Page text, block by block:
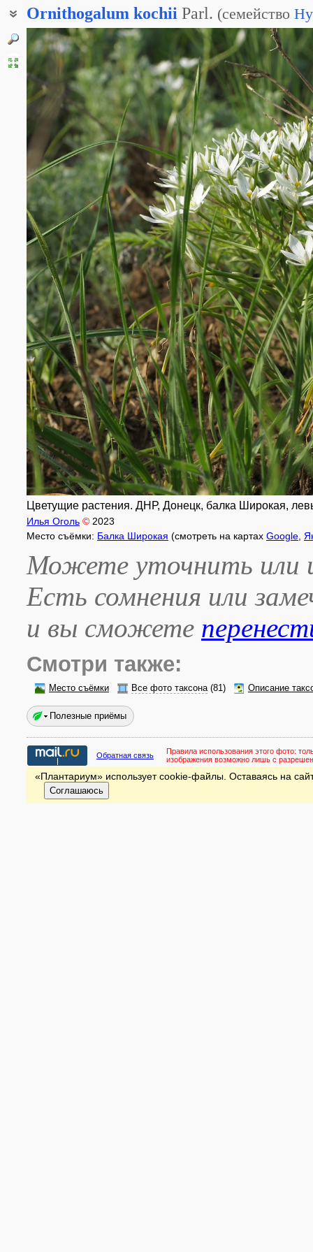
Ornithogalum kochii Parl. (семейство
Птицемлечник Гуссона
Птицемлечник тонколистный
Цветущие растения. ДНР, Донецк, балка Широкая,
Илья Оголь © 2023
Место съёмки: Балка Широкая (смотреть на картах Google
Можете уточнить или
Есть сомнения или
и вы сможете
Смотри также:
Место съёмки Все фото таксона(81) Описание
Полезные приёмы
Обратная связь Правила использования этого фото:
изображения возможно лишь с
«Плантариум» использует cookie-файлы. Оставаясь на
Соглашаюсь